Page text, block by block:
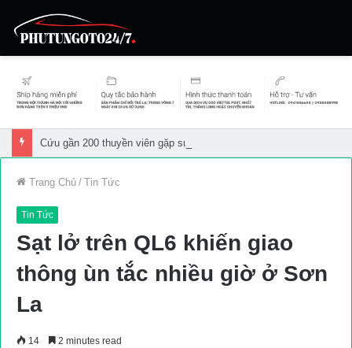
Cứu gần 200 thuyền viên gặp sự cố trên biển
Trang Chủ / Tin Tức
Tin Tức
Sạt lở trên QL6 khiến giao
thông ùn tắc nhiều giờ ở Sơn
La
14 2 minutes read